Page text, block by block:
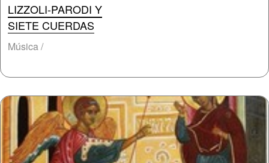
LIZZOLI-PARODI Y
SIETE CUERDAS
Música /